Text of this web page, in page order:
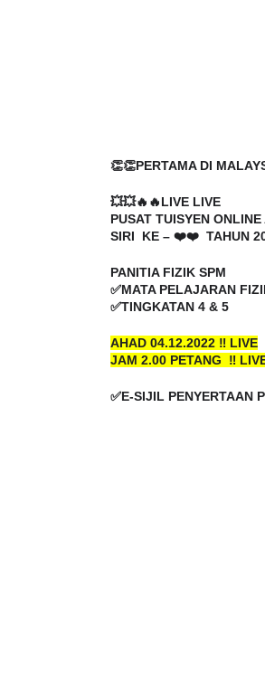
👏👏PERTAMA DI
💥💥🔥🔥LIVE LIVE
PUSAT TUISYEN
SIRI  KE – ❤️❤️  TAHUN
PANITIA FIZIK SPM
✅MATA PELAJARAN
✅TINGKATAN 4 & 5
AHAD 04.12.2022 ‼️ LIVE
JAM 2.00 PETANG  ‼️
✅E-SIJIL PENYERTAAN